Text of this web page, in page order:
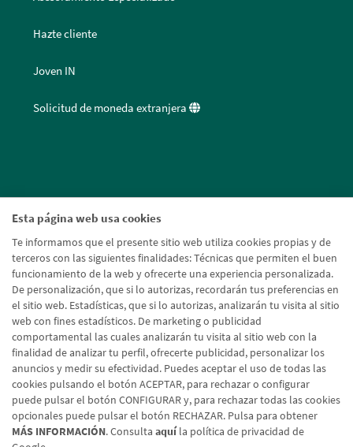
Esta página web usa cookies
Te informamos que el presente sitio web utiliza cookies propias y de
terceros con las siguientes finalidades: Técnicas que permiten el buen
funcionamiento de la web y ofrecerte una experiencia personalizada.
De personalización, que si lo autorizas, recordarán tus preferencias en
el sitio web. Estadísticas, que si lo autorizas, analizarán tu visita al sitio
web con fines estadísticos. De marketing o publicidad
comportamental las cuales analizarán tu visita al sitio web con la
finalidad de analizar tu perfil, ofrecerte publicidad, personalizar los
anuncios y medir su efectividad. Puedes aceptar el uso de todas las
cookies pulsando el botón ACEPTAR, para rechazar o configurar
puede pulsar el botón CONFIGURAR y, para rechazar todas las cookies
opcionales puede pulsar el botón RECHAZAR. Pulsa para obtener
MÁS INFORMACIÓN. Consulta aquíla política de privacidad de
Hazte cliente
Joven IN
Solicitud de moneda extranjera